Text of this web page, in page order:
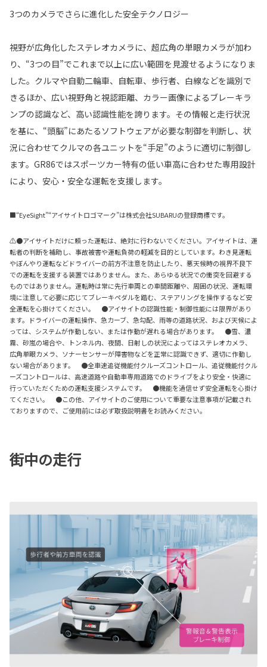
3つのカメラでさらに進化した安全テクノロジー
視野が広角化したステレオカメラに、超広角の単眼カメラが加わ
り、“3つの目”でこれまで以上に広い範囲を見渡せるようになりま
した。クルマや自動二輪車、自転車、歩行者、白線などを識別で
きるほか、広い視野角と視認距離、カラー画像によるブレーキラ
ンプの認識など、高い認識性能を誇ります。その情報と走行状況
を基に、“頭脳”にあたるソフトウェアが必要な制御を判断し、状
況に合わせてクルマの各ユニットを“手足”のように適切に制御し
ます。GR86ではスポーツカー特有の低い車高に合わせた専用設計
により、安心・安全な運転を支援します。
■“EyeSight”“アイサイトロゴマーク”は株式会社SUBARUの登録商標です。
⚠●アイサイトだけに頼った運転は、絶対に行わないでください。アイサイトは、運
転者の判断を補助し、事故被害や運転負荷の軽減を目的としています。わき見運転
やぼんやり運転などドライバーの前方不注意を防止したり、悪天候時の視界不良下
での運転を支援する装置ではありません。また、あらゆる状況での衝突を回避する
ものではありません。運転時は常に先行車両との車間距離や、周囲の状況、運転環
境に注意して必要に応じてブレーキペダルを踏む、ステアリングを操作するなど安
全運転を心掛けてください。 ●アイサイトの認識性能・制御性能には限界があり
ます。ドライバーの運転操作、急カーブ、急勾配、雨等の道路状況、および天候によ
っては、システムが作動しない、または作動が遅れる場合があります。 ●雪、濃
霧、砂嵐の場合や、トンネル内、夜間、日射しの状況によってはステレオカメラ、
広角単眼カメラ、ソナーセンサーが障害物などを正常に認識できず、適切に作動し
ない場合があります。 ●全車速追従機能付クルーズコントロール、追従機能付クル
ーズコントロールは、高速道路や自動車専用道路でのドライブをより安全・快適に
行っていただくための運転支援システムです。 ●機能を過信せず安全運転を心掛け
てください。 ●この他、アイサイトのご使用について重要な注意事項が記載され
ておりますので、ご使用前には必ず取扱説明書をお読みください。
街中の走行